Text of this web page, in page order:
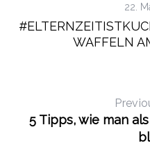
22.
WAFFELN
5 Tipps, wie man